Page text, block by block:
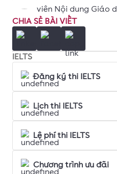
viên Nội dung Giáo
CHIA SẺ BÀI VIẾT
IELTS
Đăng ký thi IELTS
Lịch thi IELTS
Lệ phí thi IELTS
Chương trình ưu đãi